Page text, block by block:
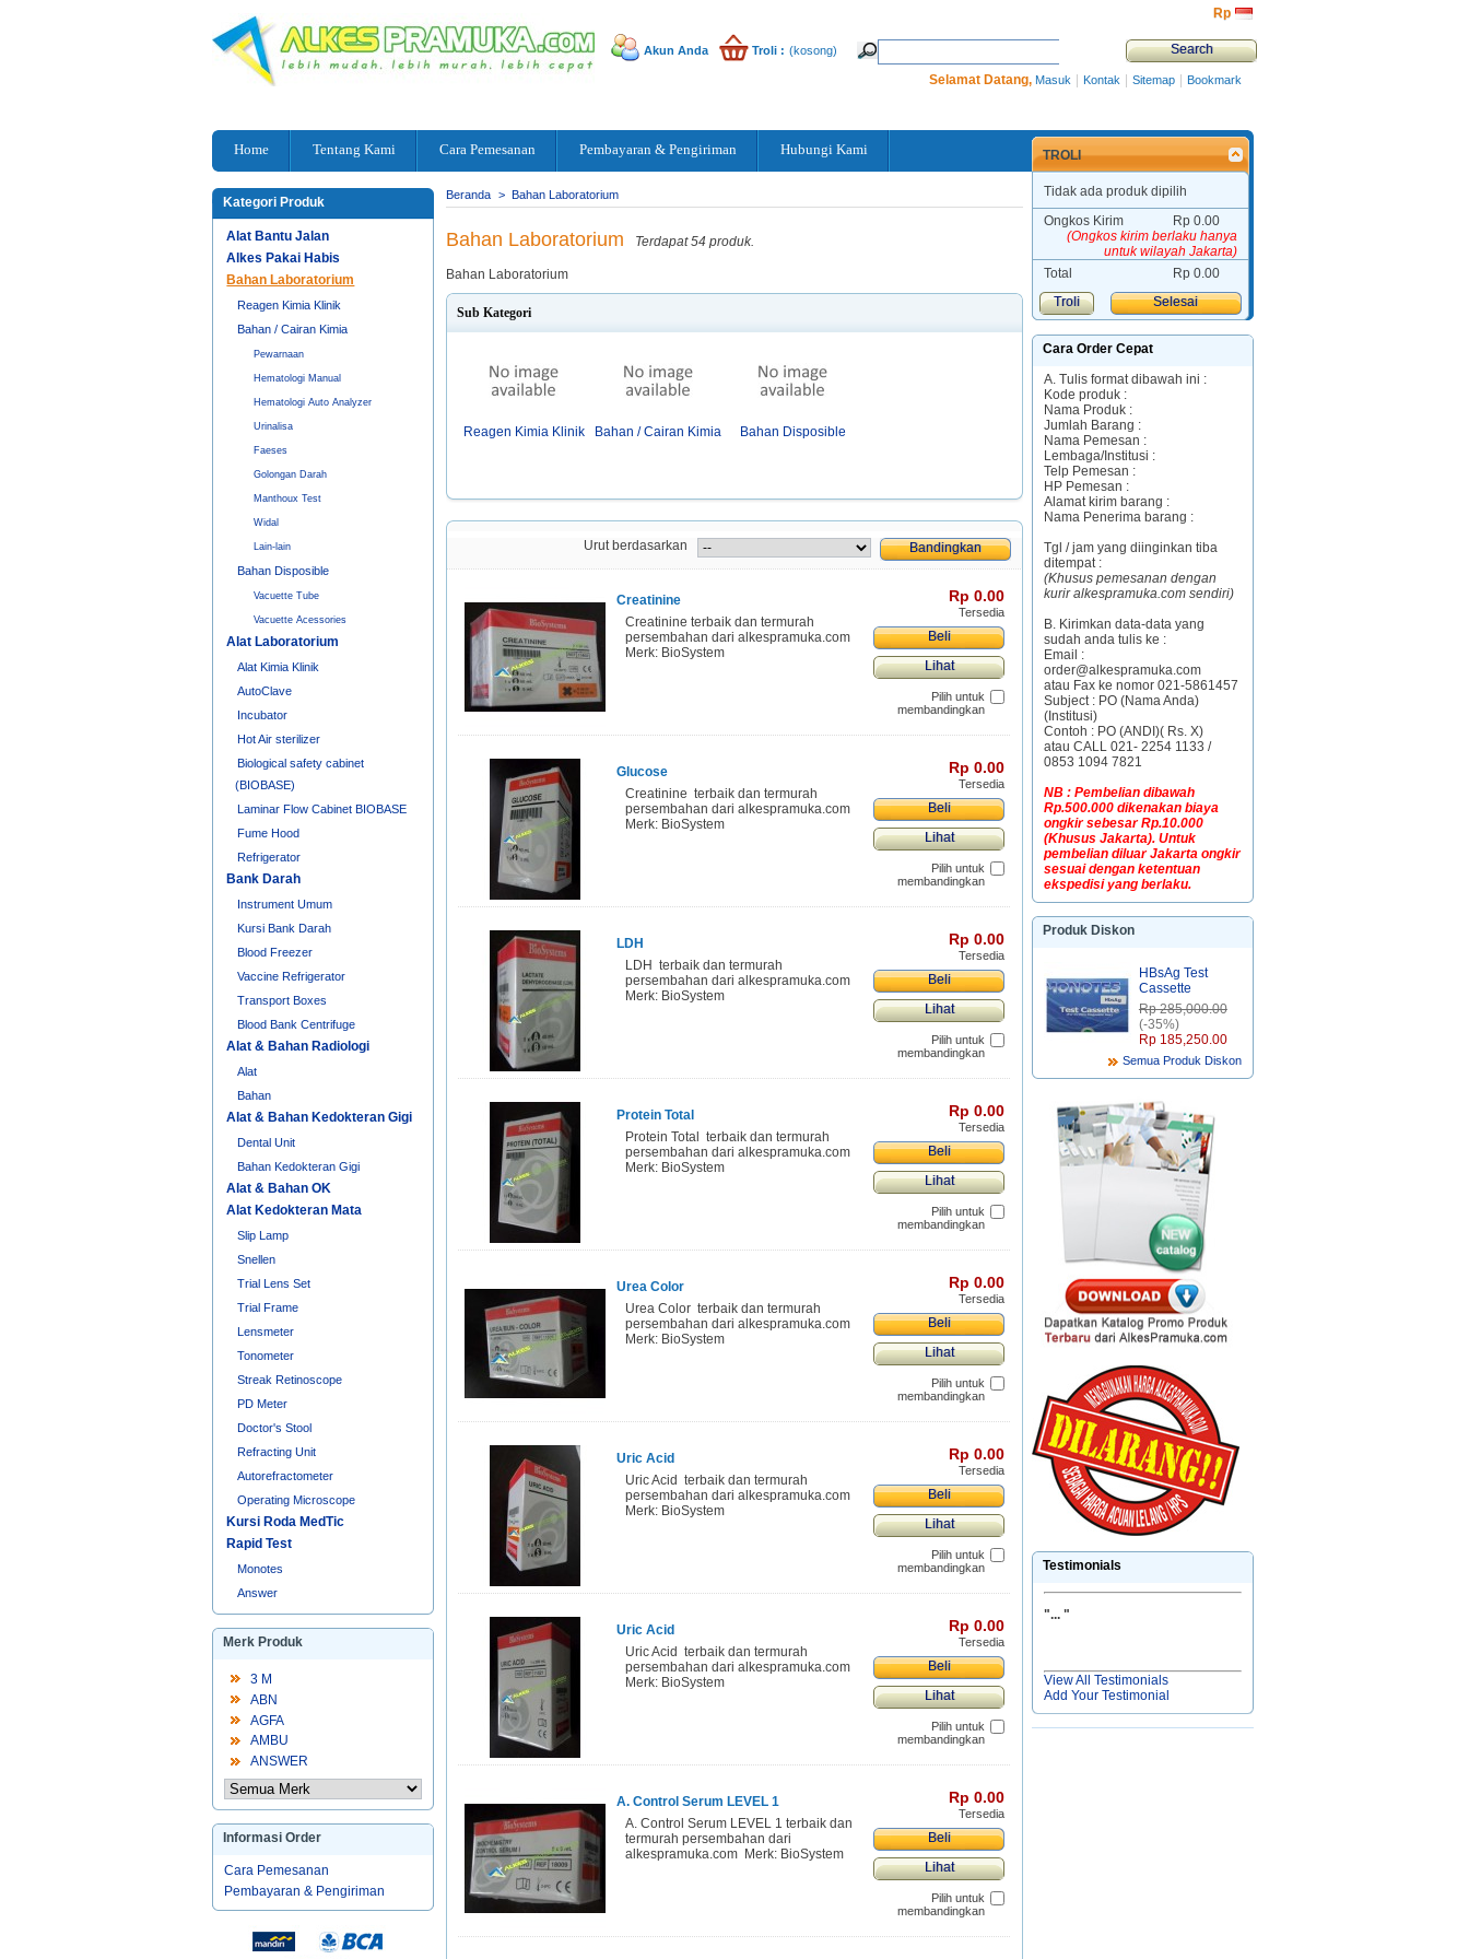
Rp‎
Troli : (kosong)
Akun Anda
Selamat Datang, Masuk | Kontak | Sitemap | Bookmark
Home Tentang Kami Cara Pemesanan Pembayaran & Pengiriman Hubungi Kami
Kategori Produk
Alat Bantu Jalan
Alkes Pakai Habis
Bahan Laboratorium
Reagen Kimia Klinik
Bahan / Cairan Kimia
Pewarnaan
Hematologi Manual
Hematologi Auto Analyzer
Urinalisa
Faeses
Golongan Darah
Manthoux Test
Widal
Lain-lain
Bahan Disposible
Vacuette Tube
Vacuette Acessories
Alat Laboratorium
Alat Kimia Klinik
AutoClave
Incubator
Hot Air sterilizer
Biological safety cabinet
(BIOBASE)
Laminar Flow Cabinet BIOBASE
Fume Hood
Refrigerator
Bank Darah
Instrument Umum
Kursi Bank Darah
Blood Freezer
Vaccine Refrigerator
Transport Boxes
Blood Bank Centrifuge
Alat & Bahan Radiologi
Alat
Bahan
Alat & Bahan Kedokteran Gigi
Dental Unit
Bahan Kedokteran Gigi
Alat & Bahan OK
Alat Kedokteran Mata
Slip Lamp
Snellen
Trial Lens Set
Trial Frame
Lensmeter
Tonometer
Streak Retinoscope
PD Meter
Doctor's Stool
Refracting Unit
Autorefractometer
Operating Microscope
Kursi Roda MedTic
Rapid Test
Monotes
Answer
Merk Produk
3 M
ABN
AGFA
AMBU
ANSWER
Informasi Order
Cara Pemesanan
Pembayaran & Pengiriman
Beranda > Bahan Laboratorium
Bahan Laboratorium Terdapat 54 produk.
Bahan Laboratorium
Sub Kategori
Reagen Kimia Klinik Bahan / Cairan Kimia Bahan Disposible
Urut berdasarkan
Creatinine
Creatinine terbaik dan termurah
persembahan dari alkespramuka.com
Merk: BioSystem
Rp‎ 0.00
Tersedia
Beli
Lihat
Pilih untuk
membandingkan
Glucose
Creatinine terbaik dan termurah
persembahan dari alkespramuka.com
Merk: BioSystem
Rp‎ 0.00
Tersedia
Beli
Lihat
Pilih untuk
membandingkan
LDH
LDH terbaik dan termurah
persembahan dari alkespramuka.com
Merk: BioSystem
Rp‎ 0.00
Tersedia
Beli
Lihat
Pilih untuk
membandingkan
Protein Total
Protein Total terbaik dan termurah
persembahan dari alkespramuka.com
Merk: BioSystem
Rp‎ 0.00
Tersedia
Beli
Lihat
Pilih untuk
membandingkan
Urea Color
Urea Color terbaik dan termurah
persembahan dari alkespramuka.com
Merk: BioSystem
Rp‎ 0.00
Tersedia
Beli
Lihat
Pilih untuk
membandingkan
Uric Acid
Uric Acid terbaik dan termurah
persembahan dari alkespramuka.com
Merk: BioSystem
Rp‎ 0.00
Tersedia
Beli
Lihat
Pilih untuk
membandingkan
Uric Acid
Uric Acid terbaik dan termurah
persembahan dari alkespramuka.com
Merk: BioSystem
Rp‎ 0.00
Tersedia
Beli
Lihat
Pilih untuk
membandingkan
A. Control Serum LEVEL 1
A. Control Serum LEVEL 1 terbaik dan
termurah persembahan dari
alkespramuka.com Merk: BioSystem
Rp‎ 0.00
Tersedia
Beli
Lihat
Pilih untuk
membandingkan
TROLI
Tidak ada produk dipilih
Ongkos Kirim
Rp‎ 0.00
(Ongkos kirim berlaku hanya
untuk wilayah Jakarta)
Total
Rp‎ 0.00
Troli
Selesai
Cara Order Cepat
A. Tulis format dibawah ini :
Kode produk :
Nama Produk :
Jumlah Barang :
Nama Pemesan :
Lembaga/Institusi :
Telp Pemesan :
HP Pemesan :
Alamat kirim barang :
Nama Penerima barang :
Tgl / jam yang diinginkan tiba
ditempat :
(Khusus pemesanan dengan
kurir alkespramuka.com sendiri)
B. Kirimkan data-data yang
sudah anda tulis ke :
Email :
order@alkespramuka.com
atau Fax ke nomor 021-5861457
Subject : PO (Nama Anda)
(Institusi)
Contoh : PO (ANDI)( Rs. X)
atau CALL 021- 2254 1133 /
0853 1094 7821
NB : Pembelian dibawah
Rp.500.000 dikenakan biaya
ongkir sebesar Rp.10.000
(Khusus Jakarta). Untuk
pembelian diluar Jakarta ongkir
sesuai dengan ketentuan
ekspedisi yang berlaku.
Produk Diskon
HBsAg Test
Cassette
Rp‎ 285,000.00
(-35%)
Rp‎ 185,250.00
Semua Produk Diskon
Testimonials
"... "
View All Testimonials
Add Your Testimonial